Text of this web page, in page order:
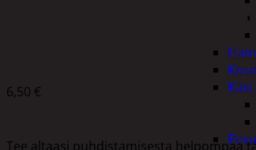
SWIM&FUN ALLASHARJA 45CM
6,50 €
Tee altaasi puhdistamisesta helpompaa